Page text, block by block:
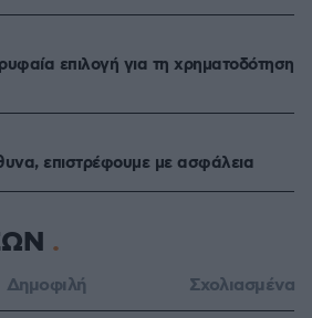
επιλογή για τη χρηματοδότηση
επιστρέφουμε με ασφάλεια
Δημοφιλή Σχολιασμένα